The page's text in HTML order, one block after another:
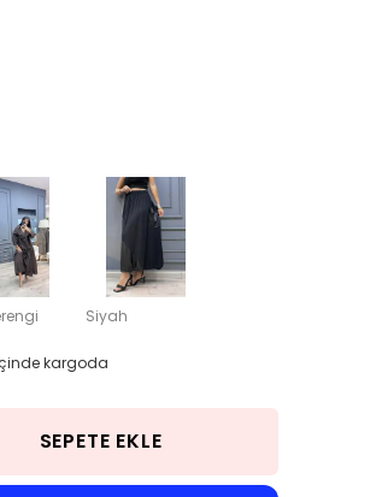
Siyah
kargoda
SEPETE EKLE